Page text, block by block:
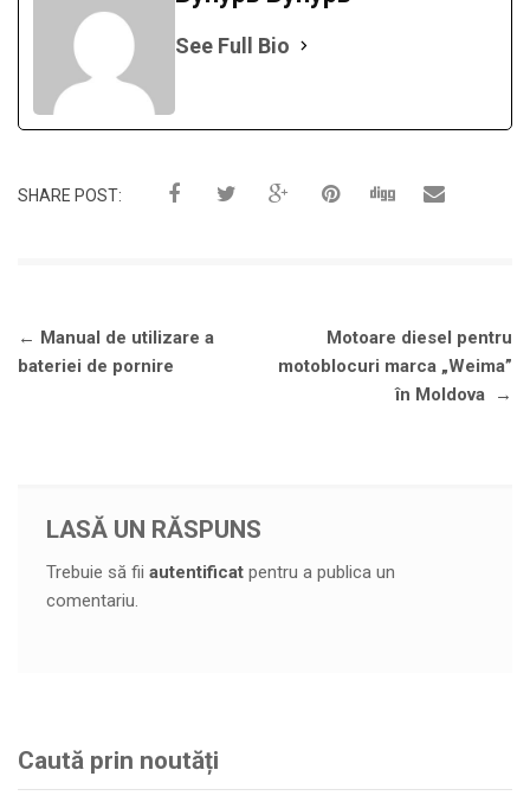
See Full Bio
SHARE POST:
Navigare
în
← Manual de utilizare a
bateriei de pornire
Motoare diesel pentru
motoblocuri marca „Weima”
în Moldova
→
LASĂ UN RĂSPUNS
Trebuie să fiiautentificat pentru a publica un
comentariu.
Caută prin noutăți